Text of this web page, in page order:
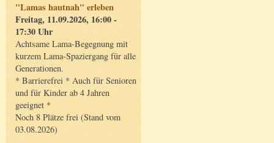
"Lamas hautnah" erleben
Freitag, 11.09.2026, 16:00 -
17:30 Uhr
Achtsame Lama-Begegnung mit
kurzem Lama-Spaziergang für alle
Generationen.
* Barrierefrei * Auch für Senioren
und für Kinder ab 4 Jahren
geeignet *
Noch 8 Plätze frei (Stand vom
03.08.2026)